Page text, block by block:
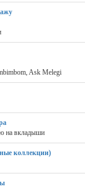
Ask Melegi
на вкладыши
коллекции)